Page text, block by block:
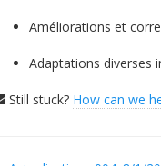
Améliorations et
Adaptations diverses
Still stuck? How can we